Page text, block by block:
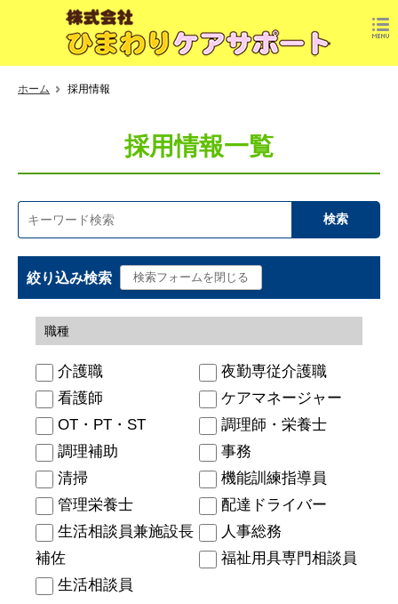
ホーム 採用情報
採用情報一覧
絞り込み検索
職種
介護職
夜勤専従介護職
看護師
ケアマネージャー
OT・PT・ST
調理師・栄養士
調理補助
事務
清掃
機能訓練指導員
管理栄養士
配達ドライバー
生活相談員兼施設長
補佐
人事総務
福祉用具専門相談員
生活相談員